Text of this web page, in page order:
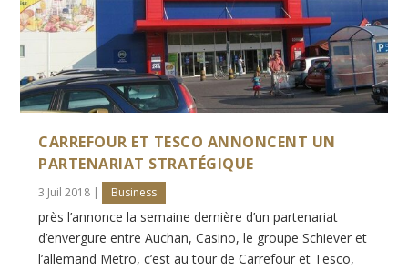
CARREFOUR ET TESCO ANNONCENT UN
PARTENARIAT STRATÉGIQUE
3 Juil 2018 | Business
près l’annonce la semaine dernière d’un partenariat
d’envergure entre Auchan, Casino, le groupe Schiever et
l’allemand Metro, c’est au tour de Carrefour et Tesco,